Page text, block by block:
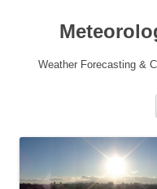
Weather Forecasting &